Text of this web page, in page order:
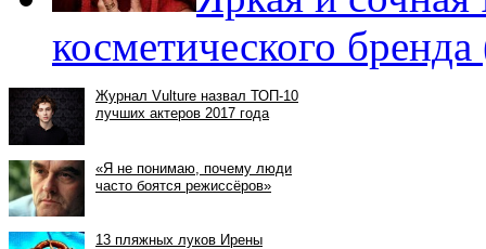
косметического